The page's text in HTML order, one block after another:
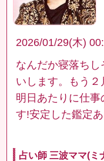
2026/01/29(木)
なんだか寝落ち
いします。もう
明日あたりに仕事
す!安定した鑑定
占い師 三波ママ(ミ